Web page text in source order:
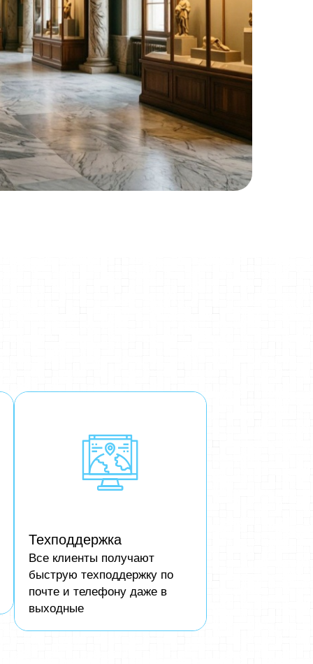
Техподдержка
Все клиенты получают
быструю техподдержку по
почте и телефону даже в
выходные